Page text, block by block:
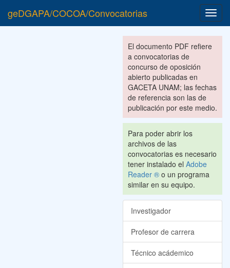
geDGAPA/COCOA/Convocatorias
El documento PDF refiere
a convocatorias de
concurso de oposición
abierto publicadas en
GACETA UNAM; las fechas
de referencia son las de
publicación por este medio.
Para poder abrir los
archivos de las
convocatorias es necesario
tener instalado el Adobe
Reader ® o un programa
similar en su equipo.
Investigador
Profesor de carrera
Técnico acádemico